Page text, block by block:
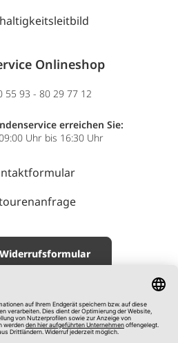
Onlineshop
55 93 - 80 29 77 12
erreichen Sie:
Uhr bis 16:30 Uhr
AGB